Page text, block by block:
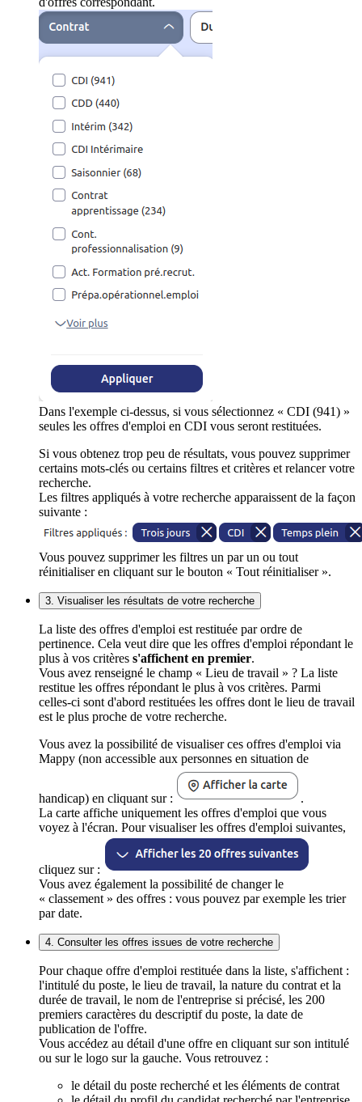
Dans l'exemple ci-dessus, si vous sélectionnez « CDI (941) »
seules les offres d'emploi en CDI vous seront restituées.
Si vous obtenez trop peu de résultats, vous pouvez supprimer
certains mots-clés ou certains filtres et critères et relancer votre
recherche.
Les filtres appliqués à votre recherche apparaissent de la façon
suivante :
Vous pouvez supprimer les filtres un par un ou tout
réinitialiser en cliquant sur le bouton « Tout réinitialiser ».
3. Visualiser les résultats de votre recherche
La liste des offres d'emploi est restituée par ordre de
pertinence. Cela veut dire que les offres d'emploi répondant le
plus à vos critères s'affichent en premier.
Vous avez renseigné le champ « Lieu de travail » ? La liste
restitue les offres répondant le plus à vos critères. Parmi
celles-ci sont d'abord restituées les offres dont le lieu de travail
est le plus proche de votre recherche.
Vous avez la possibilité de visualiser ces offres d'emploi via
Mappy (non accessible aux personnes en situation de
handicap) en cliquant sur :
.
La carte affiche uniquement les offres d'emploi que vous
voyez à l'écran. Pour visualiser les offres d'emploi suivantes,
cliquez sur :
Vous avez également la possibilité de changer le
« classement » des offres : vous pouvez par exemple les trier
par date.
4. Consulter les offres issues de votre recherche
Pour chaque offre d'emploi restituée dans la liste, s'affichent :
l'intitulé du poste, le lieu de travail, la nature du contrat et la
durée de travail, le nom de l'entreprise si précisé, les 200
premiers caractères du descriptif du poste, la date de
publication de l'offre.
Vous accédez au détail d'une offre en cliquant sur son intitulé
ou sur le logo sur la gauche. Vous retrouvez :
le détail du poste recherché et les éléments de contrat